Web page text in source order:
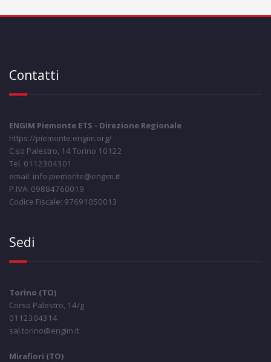
Contatti
ENGIM Piemonte ETS - Direzione Regionale
https://piemonte.engim.org/
C.so Palestro, 14 Torino 10122
Tel. 0112304301
email: info.piemonte@engim.it
P.IVA: 09884760019
Codice Fiscale: 97691050013
Sedi
Torino (TO)
Corso Palestro, 14/g
0112304314
sal.torino@engim.it
Mirafiori (TO)